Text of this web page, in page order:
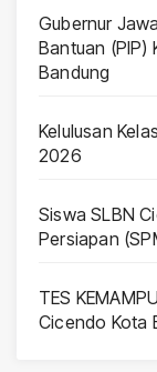
Gubernur
Bantuan (PIP)
Bandung
Kelulusan
2026
Siswa SLBN
Persiapan
TES
Cicendo Kota